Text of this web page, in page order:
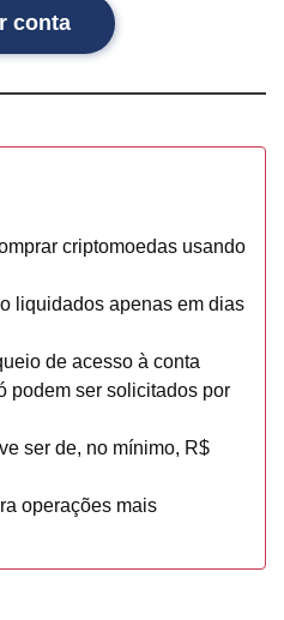
conta
criptomoedas usando
liquidados apenas em dias
de acesso à conta
podem ser solicitados por
ser de, no mínimo, R$
operações mais